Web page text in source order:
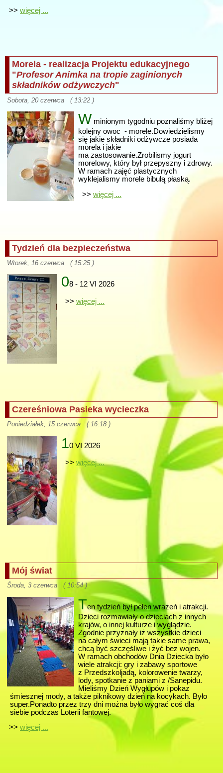
>> więcej ...
Morela - realizacja Projektu edukacyjnego
"Profesor Animka na tropie zaginionych
składników odżywczych"
Sobota, 20 czerwca ( 13:22 )
W minionym tygodniu poznaliśmy bliżej
kolejny owoc - morele.Dowiedzielismy
się jakie składniki odżywcze posiada
morela i jakie
ma zastosowanie.Zrobilismy jogurt
morelowy, który był przepyszny i zdrowy.
W ramach zajęć plastycznych
wyklejalismy morele bibułą płaską.
>> więcej ...
Tydzień dla bezpieczeństwa
Wtorek, 16 czerwca ( 15:25 )
08 - 12 VI 2026
>> więcej ...
Czereśniowa Pasieka wycieczka
Poniedziałek, 15 czerwca ( 16:18 )
10 VI 2026
>> więcej ...
Mój świat
Środa, 3 czerwca ( 10:54 )
Ten tydzień był pełen wrażeń i atrakcji.
Dzieci rozmawiały o dzieciach z innych
krajów, o innej kulturze i wyglądzie.
Zgodnie przyznały iż wszystkie dzieci
na całym świeci mają takie same prawa,
chcą być szczęśliwe i żyć bez wojen.
W ramach obchodów Dnia Dziecka było
wiele atrakcji: gry i zabawy sportowe
z Przedszkoljadą, kolorowenie twarzy,
lody, spotkanie z paniami z /Sanepidu.
Mieliśmy Dzień Wygłupów i pokaz
śmiesznej mody, a także piknikowy dzień na kocykach. Było
super.Ponadto przez trzy dni można było wygrać coś dla
siebie podczas Loterii fantowej.
>> więcej ...